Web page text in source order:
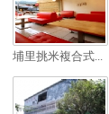
埔里挑米複合式...